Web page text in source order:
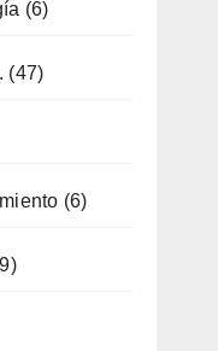
(6)
(47)
(6)